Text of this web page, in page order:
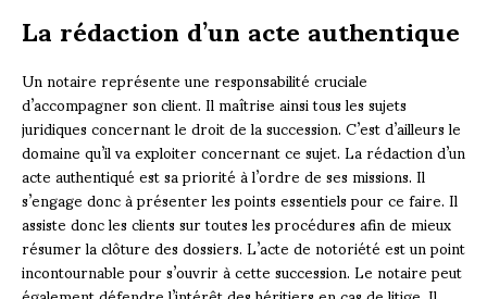
La rédaction d’un acte authentique
Un notaire représente une responsabilité cruciale
d’accompagner son client. Il maîtrise ainsi tous les sujets
juridiques concernant le droit de la succession. C’est d’ailleurs le
domaine qu’il va exploiter concernant ce sujet. La rédaction d’un
acte authentiqué est sa priorité à l’ordre de ses missions. Il
s’engage donc à présenter les points essentiels pour ce faire. Il
assiste donc les clients sur toutes les procédures afin de mieux
résumer la clôture des dossiers. L’acte de notoriété est un point
incontournable pour s’ouvrir à cette succession. Le notaire peut